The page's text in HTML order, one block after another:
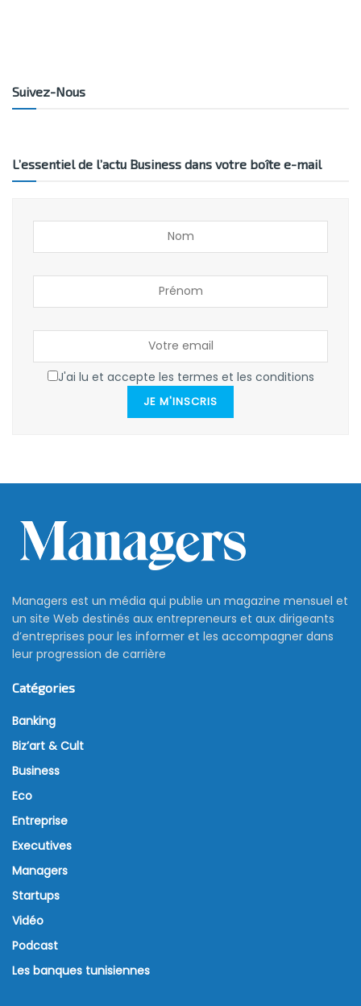
Suivez-Nous
L’essentiel de l’actu Business dans votre boîte e-mail
J'ai lu et accepte les termes et les conditions
JE M'INSCRIS
Managers est un média qui publie un magazine mensuel et
un site Web destinés aux entrepreneurs et aux dirigeants
d’entreprises pour les informer et les accompagner dans
leur progression de carrière
Catégories
Banking
Biz’art & Cult
Business
Eco
Entreprise
Executives
Managers
Startups
Vidéo
Podcast
Les banques tunisiennes